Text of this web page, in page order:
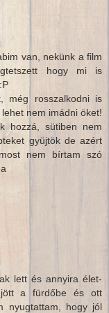
van, nekünk a film
hogy mi is
még rosszalkodni is
nem imádni öket!
hozzá, sütiben nem
gyüjtök de azért
nem bírtam szó
lett és annyira élet-
jött a fürdőbe és ott
nyugtattam, hogy jól